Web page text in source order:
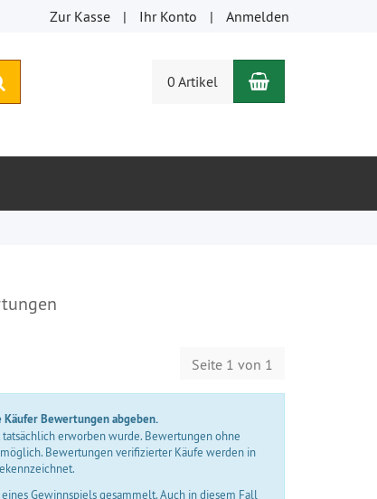
Zur Kasse Ihr Konto Anmelden
0 Artikel Warenkorb
Seite 1 von 1
Bewertungen abgeben.
erworben wurde. Bewertungen ohne
Bewertungen verifizierter Käufe werden in
Gewinnspiels gesammelt. Auch in diesem Fall